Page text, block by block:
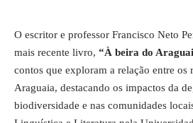
O escritor e professor Francisco Neto
mais recente livro, “À beira do
contos que exploram a relação entre os
Araguaia, destacando os impactos da
biodiversidade e nas comunidades